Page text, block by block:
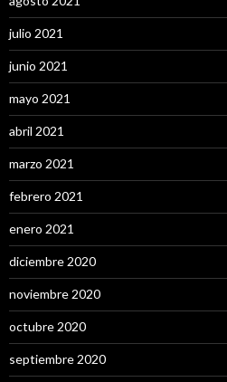
julio 2021
junio 2021
mayo 2021
abril 2021
marzo 2021
febrero 2021
enero 2021
diciembre 2020
noviembre 2020
octubre 2020
septiembre 2020